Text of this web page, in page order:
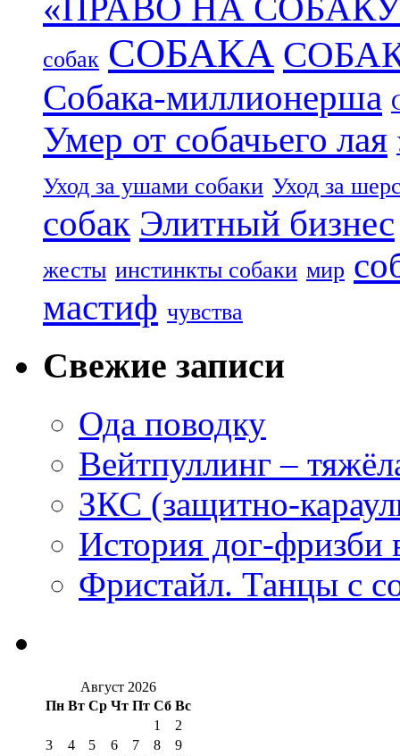
«ПРАВО НА
собак СОБАКА
Собака-миллионерша
Умер от собачьего лая
Уход за ушами собаки Уход за
собак Элитный бизнес
жесты инстинкты собаки мир
мастиф чувства
Свежие записи
Ода поводку
Вейтпуллинг –
ЗКС (защитно-
История дог-фризби
Фристайл. Танцы с
Август 2026
Пн Вт Ср Чт Пт Сб Вс
1
2
3
4 5 6 7 8
9